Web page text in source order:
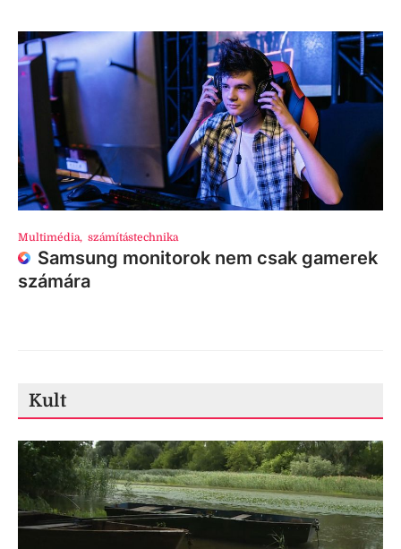
Multimédia, számítástechnika
Samsung monitorok nem csak gamerek
számára
Kult